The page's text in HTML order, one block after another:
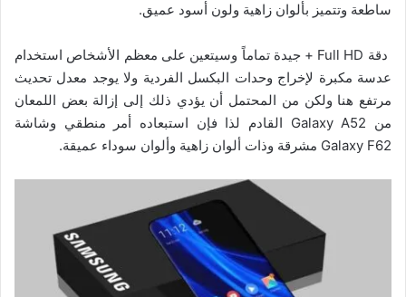
ساطعة وتتميز بألوان زاهية ولون أسود عميق.
دقة Full HD + جيدة تماماً وسيتعين على معظم الأشخاص استخدام
عدسة مكبرة لإخراج وحدات البكسل الفردية ولا يوجد معدل تحديث
مرتفع هنا ولكن من المحتمل أن يؤدي ذلك إلى إزالة بعض اللمعان
من Galaxy A52 القادم لذا فإن استبعاده أمر منطقي وشاشة
Galaxy F62 مشرقة وذات ألوان زاهية وألوان سوداء عميقة.